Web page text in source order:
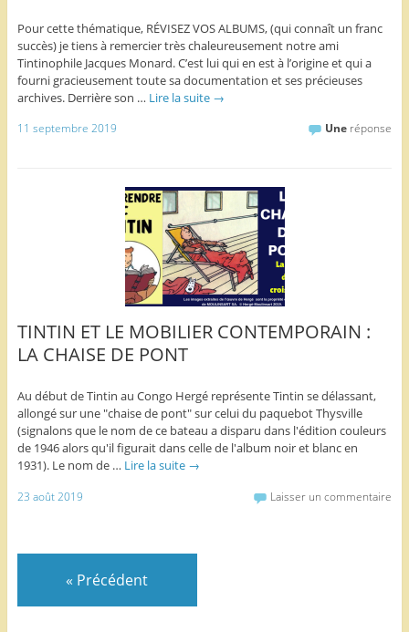
Pour cette thématique, RÉVISEZ VOS ALBUMS, (qui connaît un franc
succès) je tiens à remercier très chaleureusement notre ami
Tintinophile Jacques Monard. C’est lui qui en est à l’origine et qui a
fourni gracieusement toute sa documentation et ses précieuses
archives. Derrière son … Lire la suite →
11 septembre 2019 Une réponse
TINTIN ET LE MOBILIER CONTEMPORAIN :
LA CHAISE DE PONT
Au début de Tintin au Congo Hergé représente Tintin se délassant,
allongé sur une "chaise de pont" sur celui du paquebot Thysville
(signalons que le nom de ce bateau a disparu dans l'édition couleurs
de 1946 alors qu'il figurait dans celle de l'album noir et blanc en
1931). Le nom de … Lire la suite →
23 août 2019 Laisser un commentaire
« Précédent